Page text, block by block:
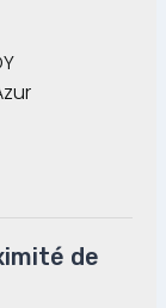
de